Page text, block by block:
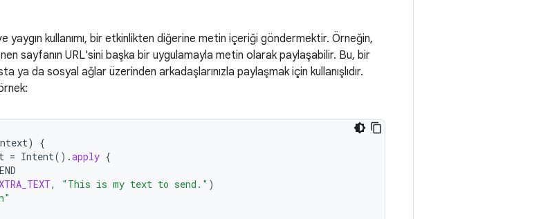
kullanımı, bir etkinlikten diğerine metin içeriği göndermektir. Örneğin,
sayfanın URL'sini başka bir uygulamayla metin olarak paylaşabilir. Bu, bir
ya da sosyal ağlar üzerinden arkadaşlarınızla paylaşmak için kullanışlıdır.
)
{
= Intent().apply {
, "This is my text to send." )